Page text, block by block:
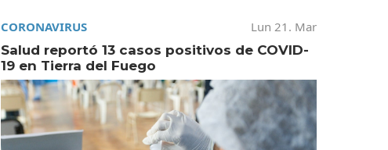
CORONAVIRUS
Lun 21. Mar
Salud reportó 13 casos positivos de COVID-
19 en Tierra del Fuego